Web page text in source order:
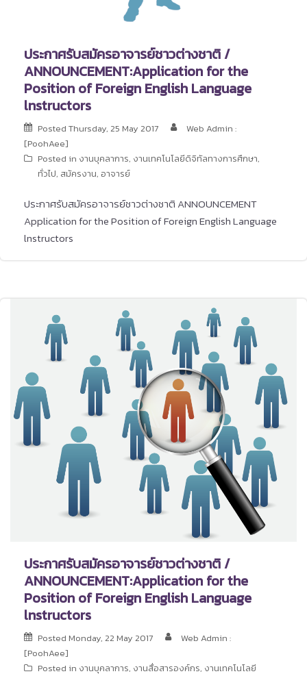
ประกาศรับสมัครอาจารย์ชาวต่างชาติ /
ANNOUNCEMENT:Application for the
Position of Foreign English Language
lnstructors
Posted Thursday, 25 May 2017
Web Admin :
[PoohAee]
Posted in งานบุคลาการ, งานเทคโนโลยีดิจิทัลทางการศึกษา,
ทั่วไป, สมัครงาน, อาจารย์
ประกาศรับสมัครอาจารย์ชาวต่างชาติ ANNOUNCEMENT
Application for the Position of Foreign English Language
lnstructors
ประกาศรับสมัครอาจารย์ชาวต่างชาติ /
ANNOUNCEMENT:Application for the
Position of Foreign English Language
lnstructors
Posted Monday, 22 May 2017
Web Admin :
[PoohAee]
Posted in งานบุคลาการ, งานสื่อสารองค์กร, งานเทคโนโลยี